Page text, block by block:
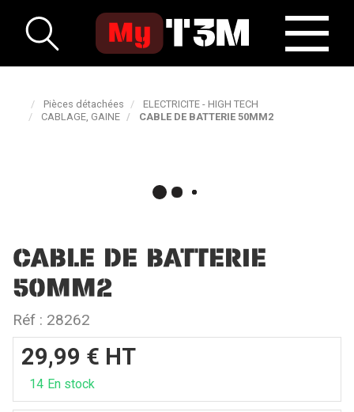
Pièces détachées
ELECTRICITE - HIGH TECH
CABLAGE, GAINE
CABLE DE BATTERIE 50MM2
CABLE DE BATTERIE
50MM2
Réf : 28262
29,99 € HT
14 En stock